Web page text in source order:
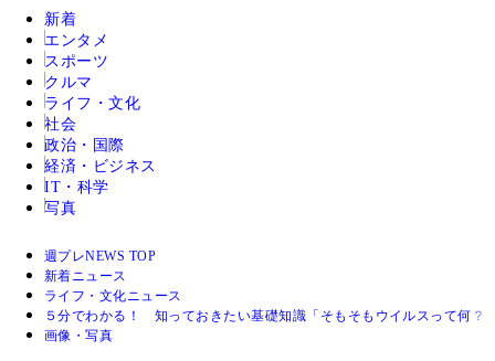
新着
エンタメ
スポーツ
クルマ
ライフ・文化
社会
政治・国際
経済・ビジネス
IT・科学
写真
週プレNEWS TOP
新着ニュース
ライフ・文化ニュース
５分でわかる！ 知っておきたい基礎知識「そもそもウイルスって何？
画像・写真